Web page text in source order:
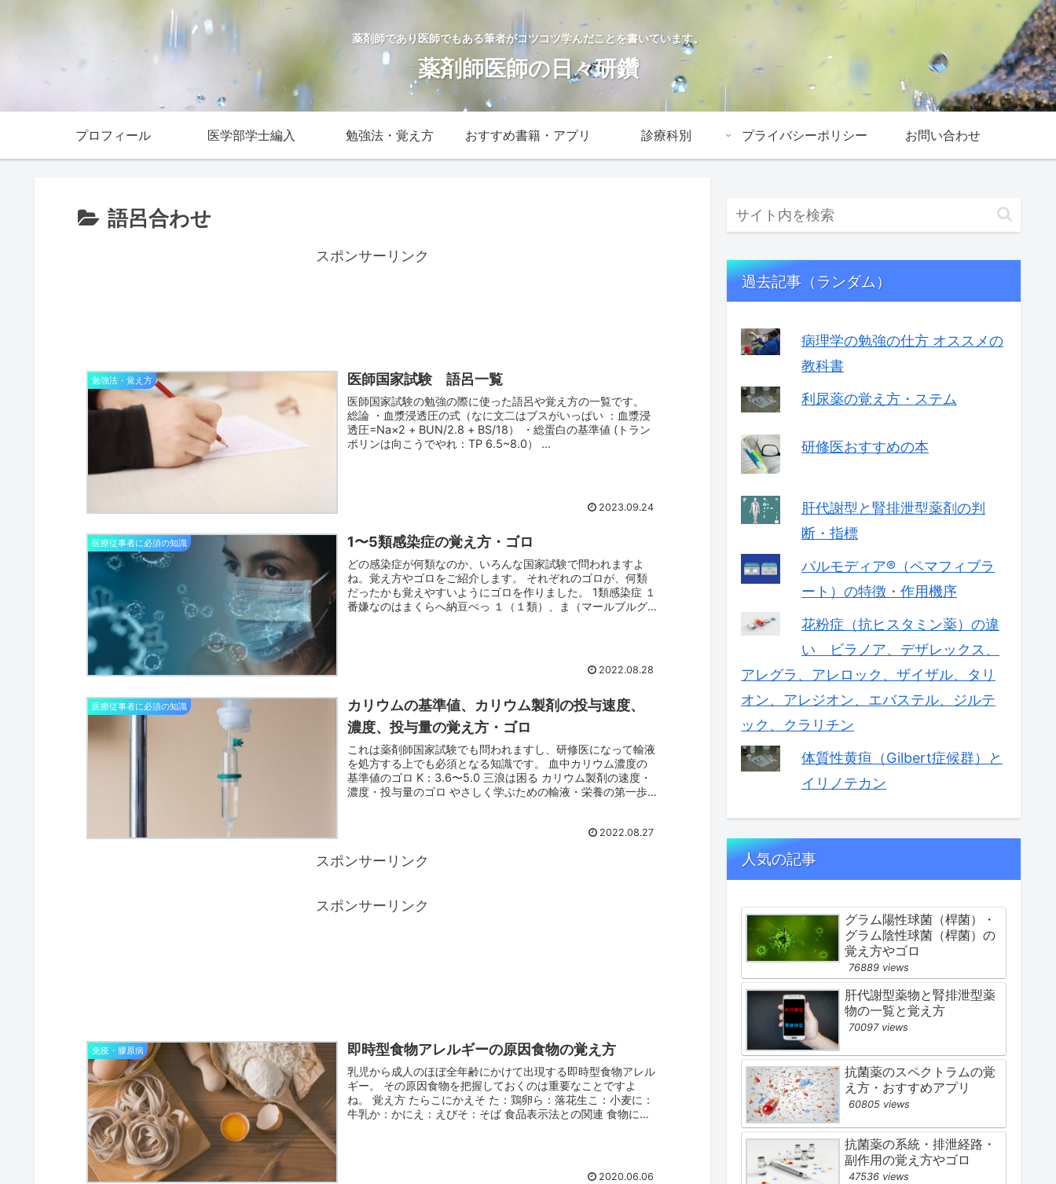
薬剤師であり医師でもある筆者がコツコツ学んだことを書いています。
薬剤師医師の日々研鑽
プロフィール 医学部学士編入 勉強法・覚え方 おすすめ書籍・アプリ 診療科別 プライバシーポリシー お問い合わせ
語呂合わせ
スポンサーリンク
勉強法・覚え方 医師国家試験 語呂一覧
医師国家試験の勉強の際に使った語呂や覚え方の一覧です。
総論 ・血漿浸透圧の式（なに文二はブスがいっぱい ：血漿浸
透圧=Na×2 + BUN/2.8 + BS/18） ・総蛋白の基準値 (トラン
ポリンは向こうでやれ：TP 6.5~8.0） ...
2023.09.24
医療従事者に必須の知識 1〜5類感染症の覚え方・ゴロ
どの感染症が何類なのか、いろんな国家試験で問われますよ
ね。覚え方やゴロをご紹介します。 それぞれのゴロが、何類
だったかも覚えやすいようにゴロを作りました。 1類感染症 １
番嫌なのはまくらへ納豆ぺっ １（１類）、ま（マールブルグ
2022.08.28
医療従事者に必須の知識
カリウムの基準値、カリウム製剤の投与速度、
濃度、投与量の覚え方・ゴロ
これは薬剤師国家試験でも問われますし、研修医になって輸液
を処方する上でも必須となる知識です。 血中カリウム濃度の
基準値のゴロ K：3.6〜5.0 三浪は困る カリウム製剤の速度・
濃度・投与量のゴロ やさしく学ぶための輸液・栄養の第一歩
2022.08.27
スポンサーリンク
スポンサーリンク
免疫・膠原病 即時型食物アレルギーの原因食物の覚え方
乳児から成人のほぼ全年齢にかけて出現する即時型食物アレル
ギー。 その原因食物を把握しておくのは重要なことですよ
ね。 覚え方 たらこにかえそ た：鶏卵ら：落花生こ：小麦に：
牛乳か：かにえ：えびそ：そば 食品表示法との関連 食物によ
2020.06.06
過去記事（ランダム）
病理学の勉強の仕方 オススメの
教科書
利尿薬の覚え方・ステム
研修医おすすめの本
肝代謝型と腎排泄型薬剤の判
断・指標
パルモディア®（ペマフィブラ
ート）の特徴・作用機序
花粉症（抗ヒスタミン薬）の違
い ビラノア、デザレックス、
アレグラ、アレロック、ザイザル、タリ
オン、アレジオン、エバステル、ジルテ
ック、クラリチン
体質性黄疸（Gilbert症候群）と
イリノテカン
人気の記事
グラム陽性球菌（桿菌）・
グラム陰性球菌（桿菌）の
覚え方やゴロ
76889 views
肝代謝型薬物と腎排泄型薬
物の一覧と覚え方
70097 views
抗菌薬のスペクトラムの覚
え方・おすすめアプリ
60805 views
抗菌薬の系統・排泄経路・
副作用の覚え方やゴロ
47536 views